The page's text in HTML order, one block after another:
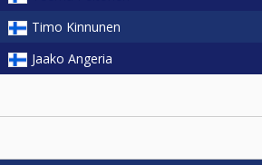
Timo Kinnunen
Jaako Angeria